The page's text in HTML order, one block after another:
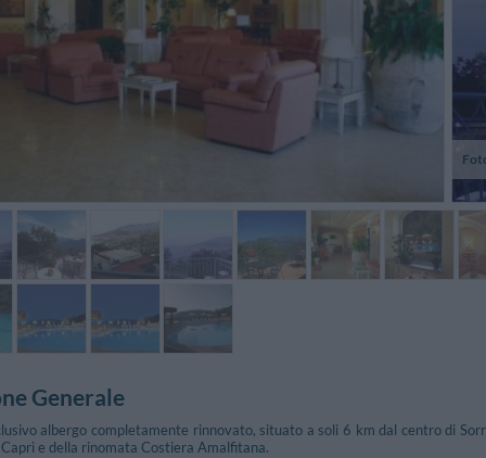
Filomena, Italia
Generale
albergo completamente rinnovato, situato a soli 6 km dal centro di
e della rinomata Costiera Amalfitana.